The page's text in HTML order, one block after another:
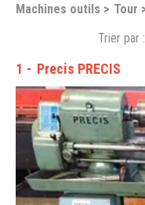
Machines outils
Tour
1 Precis PRECIS
Trier par :